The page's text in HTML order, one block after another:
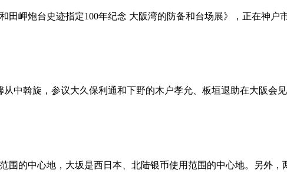
田岬炮台史迹指定100年纪念 大阪湾的防备和台场展》，正在神户
中斡旋，参议大久保利通和下野的木户孝允、板垣退助在大阪会
围的中心地，大坂是西日本、北陆银币使用范围的中心地。另外，